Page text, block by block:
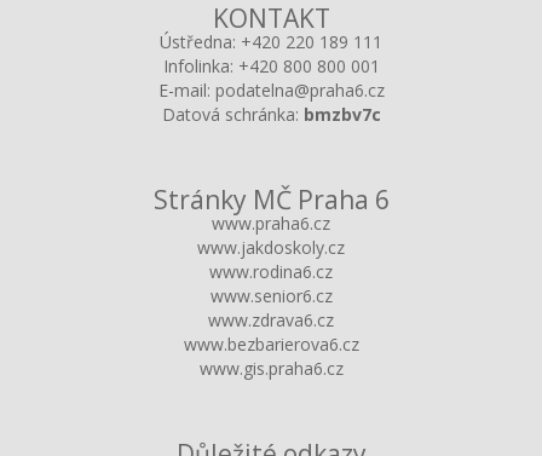
KONTAKT
Ústředna: +420 220 189 111
Infolinka: +420 800 800 001
E-mail: podatelna@praha6.cz
Datová schránka: bmzbv7c
Stránky MČ Praha 6
www.praha6.cz
www.jakdoskoly.cz
www.rodina6.cz
www.senior6.cz
www.zdrava6.cz
www.bezbarierova6.cz
www.gis.praha6.cz